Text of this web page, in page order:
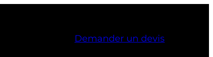
Demander un devis